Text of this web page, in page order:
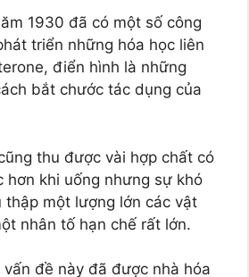
1930 đã có một số công
triển những hóa học liên
điển hình là những
bắt chước tác dụng của
thu được vài hợp chất có
hơn khi uống nhưng sự khó
thập một lượng lớn các vật
nhân tố hạn chế rất lớn.
đề này đã được nhà hóa